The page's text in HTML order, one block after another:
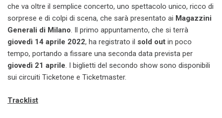
che va oltre il semplice concerto, uno spettacolo unico, ricco di
sorprese e di colpi di scena, che sarà presentato ai Magazzini
Generali di Milano. Il primo appuntamento, che si terrà
giovedì 14 aprile 2022, ha registrato il sold out in poco
tempo, portando a fissare una seconda data prevista per
giovedì 21 aprile. I biglietti del secondo show sono disponibili
sui circuiti Ticketone e Ticketmaster.
Tracklist